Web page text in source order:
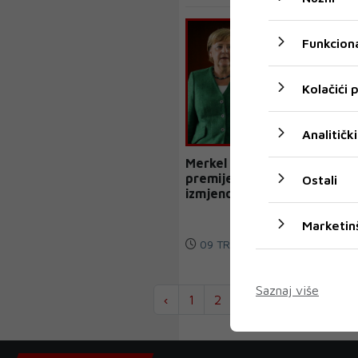
Merkel otkazala sastanak s
premijerima, želi
izmjenom zakona uvesti
09 TRA 2021
‹ 1 2 1904 1905
Kolačići
Analitički
Ostali
Saznaj više